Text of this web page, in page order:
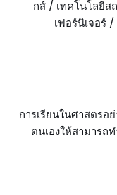
กส์ / เทคโนโลยี
เฟอร์นิเจอร์
การเรียนในศาสตรอ
ตนเองให้สามารถ